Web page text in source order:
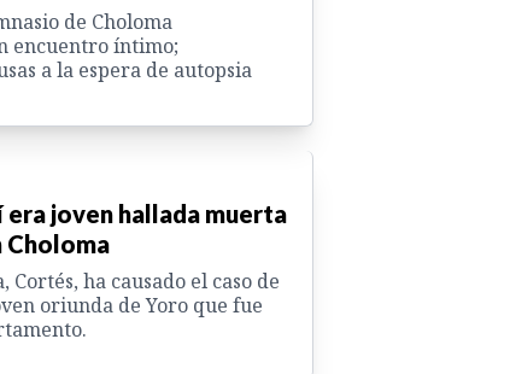
de Choloma
encuentro íntimo;
a la espera de autopsia
era joven hallada muerta
Choloma
Cortés, ha causado el caso de
oriunda de Yoro que fue